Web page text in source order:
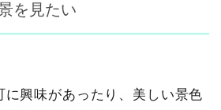
を見たい
に興味があったり、美しい景色